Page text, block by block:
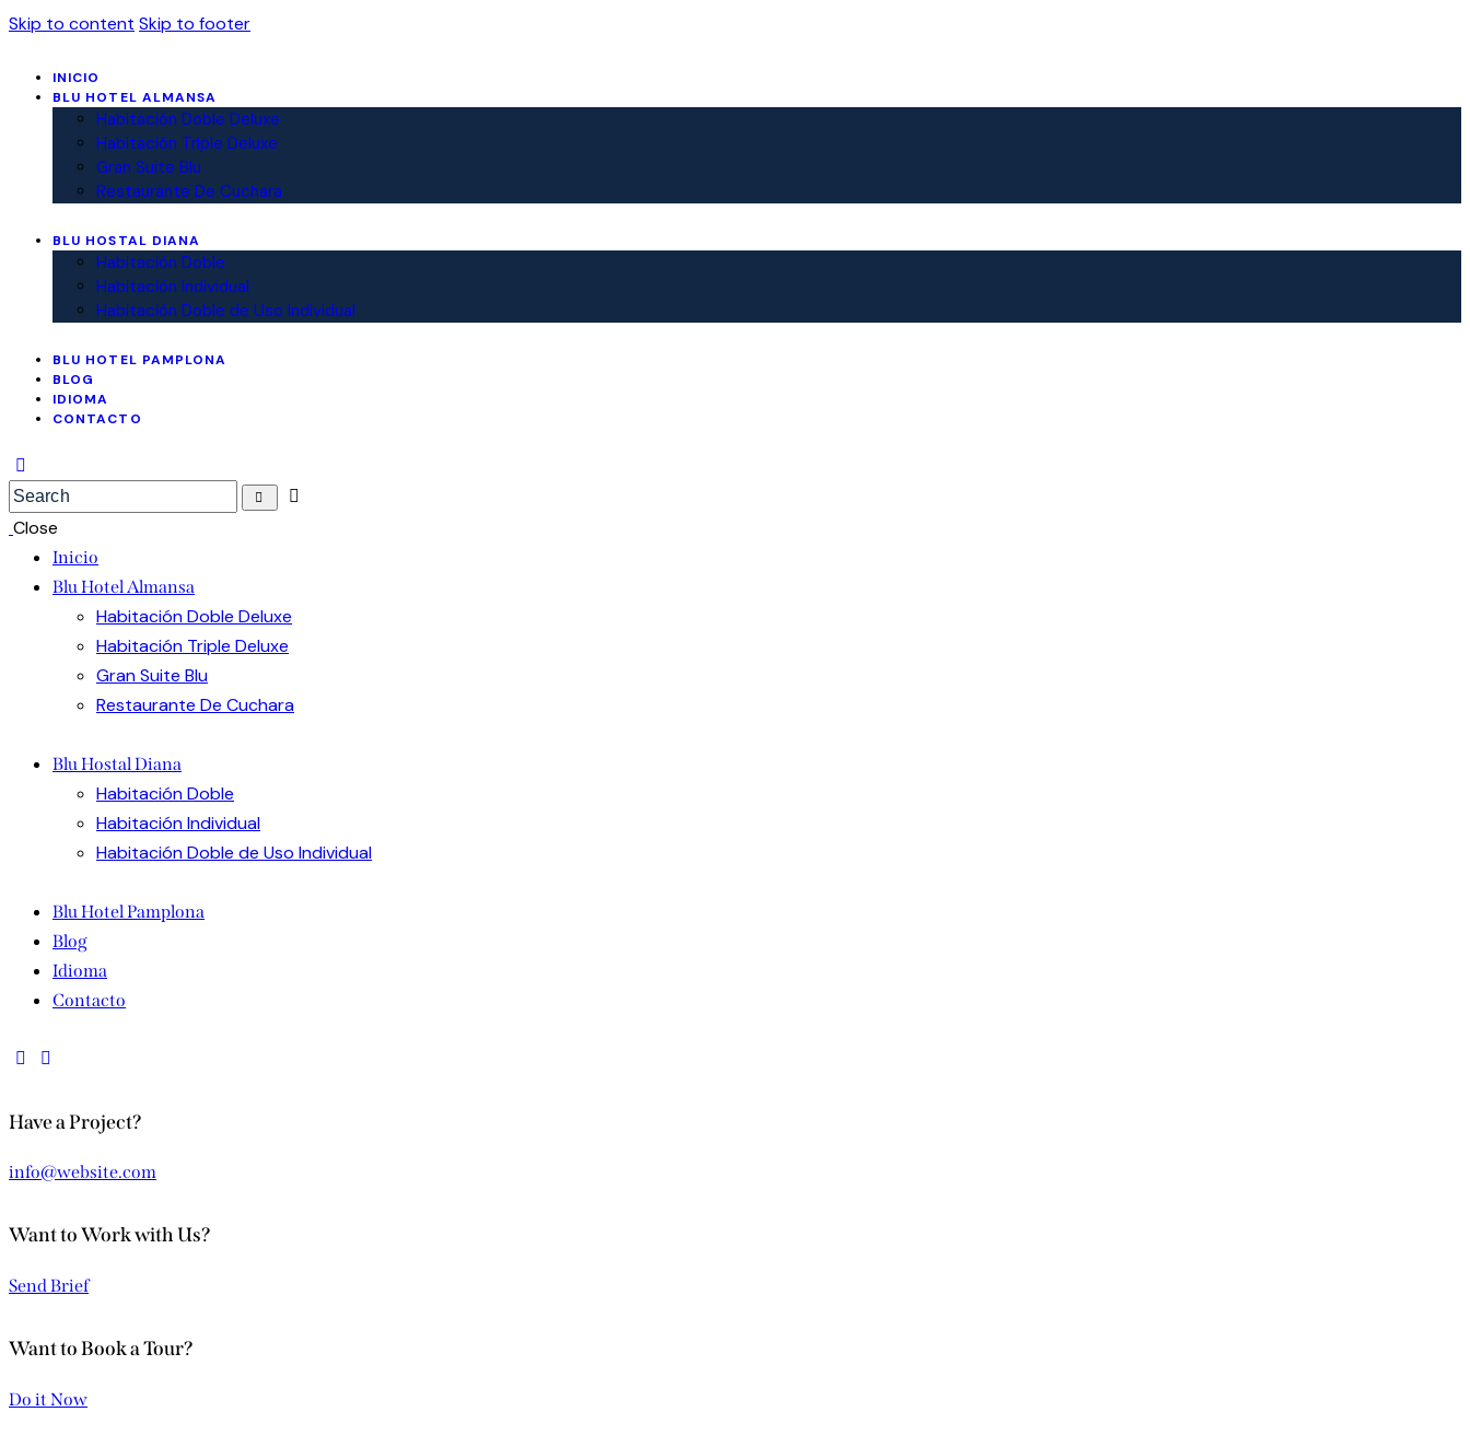
Skip to content Skip to footer
INICIO
BLU HOTEL ALMANSA
Habitación Doble Deluxe
Habitación Triple Deluxe
Gran Suite Blu
Restaurante De Cuchara
BLU HOSTAL DIANA
Habitación Doble
Habitación Individual
Habitación Doble de Uso Individual
BLU HOTEL PAMPLONA
BLOG
IDIOMA
CONTACTO
Close
Inicio
Blu Hotel Almansa
Habitación Doble Deluxe
Habitación Triple Deluxe
Gran Suite Blu
Restaurante De Cuchara
Blu Hostal Diana
Habitación Doble
Habitación Individual
Habitación Doble de Uso Individual
Blu Hotel Pamplona
Blog
Idioma
Contacto
Have a Project?
info@website.com
Want to Work with Us?
Send Brief
Want to Book a Tour?
Do it Now